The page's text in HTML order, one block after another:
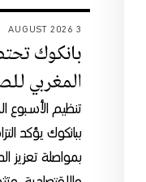
3 AUGUST 2026
بانكوك
المغربي
تنظيم الأسبوع
ببانكوك يؤكد
بمواصلة تعزيز